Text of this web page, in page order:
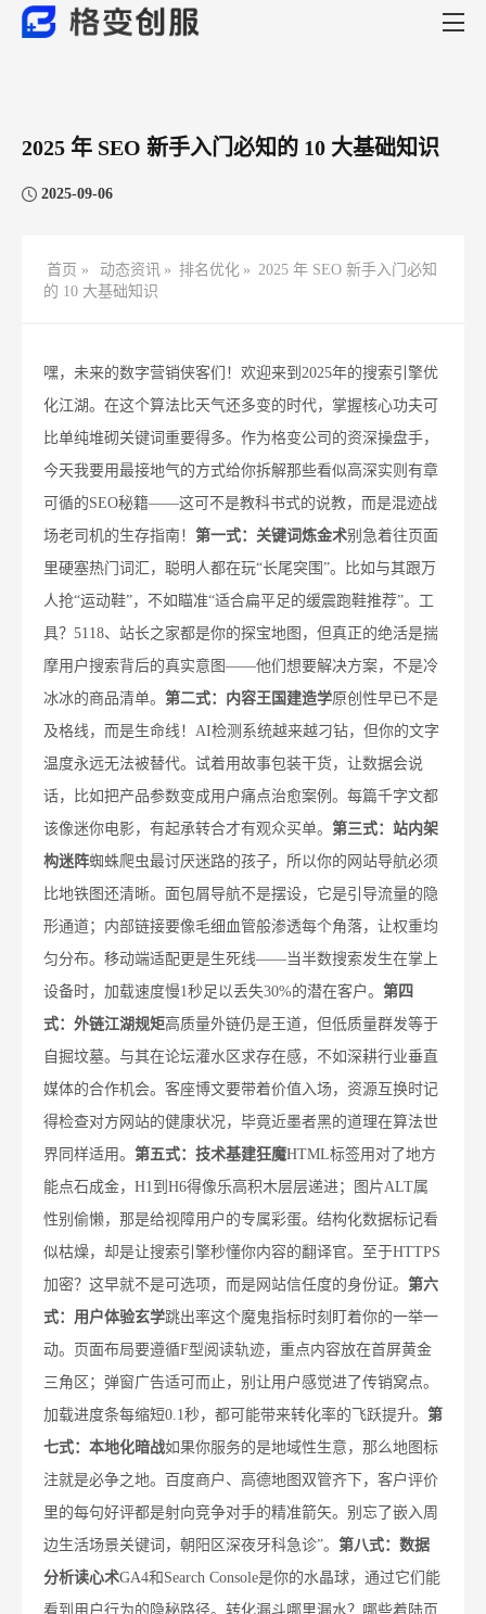
2025 年 SEO 新手入门必知的 10 大基础知识​
2025-09-06
首页 » 动态资讯 » 排名优化 » 2025 年 SEO 新手入门必知
的 10 大基础知识​
嘿，未来的数字营销侠客们！欢迎来到2025年的搜索引擎优
化江湖。在这个算法比天气还多变的时代，掌握核心功夫可
比单纯堆砌关键词重要得多。作为格变公司的资深操盘手，
今天我要用最接地气的方式给你拆解那些看似高深实则有章
可循的SEO秘籍——这可不是教科书式的说教，而是混迹战
场老司机的生存指南！ 第一式：关键词炼金术别急着往页面
里硬塞热门词汇，聪明人都在玩“长尾突围”。比如与其跟万
人抢“运动鞋”，不如瞄准“适合扁平足的缓震跑鞋推荐”。工
具？5118、站长之家都是你的探宝地图，但真正的绝活是揣
摩用户搜索背后的真实意图——他们想要解决方案，不是冷
冰冰的商品清单。 第二式：内容王国建造学原创性早已不是
及格线，而是生命线！AI检测系统越来越刁钻，但你的文字
温度永远无法被替代。试着用故事包装干货，让数据会说
话，比如把产品参数变成用户痛点治愈案例。每篇千字文都
该像迷你电影，有起承转合才有观众买单。 第三式：站内架
构迷阵蜘蛛爬虫最讨厌迷路的孩子，所以你的网站导航必须
比地铁图还清晰。面包屑导航不是摆设，它是引导流量的隐
形通道；内部链接要像毛细血管般渗透每个角落，让权重均
匀分布。移动端适配更是生死线——当半数搜索发生在掌上
设备时，加载速度慢1秒足以丢失30%的潜在客户。 第四
式：外链江湖规矩高质量外链仍是王道，但低质量群发等于
自掘坟墓。与其在论坛灌水区求存在感，不如深耕行业垂直
媒体的合作机会。客座博文要带着价值入场，资源互换时记
得检查对方网站的健康状况，毕竟近墨者黑的道理在算法世
界同样适用。 第五式：技术基建狂魔HTML标签用对了地方
能点石成金，H1到H6得像乐高积木层层递进；图片ALT属
性别偷懒，那是给视障用户的专属彩蛋。结构化数据标记看
似枯燥，却是让搜索引擎秒懂你内容的翻译官。至于HTTPS
加密？这早就不是可选项，而是网站信任度的身份证。 第六
式：用户体验玄学跳出率这个魔鬼指标时刻盯着你的一举一
动。页面布局要遵循F型阅读轨迹，重点内容放在首屏黄金
三角区；弹窗广告适可而止，别让用户感觉进了传销窝点。
加载进度条每缩短0.1秒，都可能带来转化率的飞跃提升。 第
七式：本地化暗战如果你服务的是地域性生意，那么地图标
注就是必争之地。百度商户、高德地图双管齐下，客户评价
里的每句好评都是射向竞争对手的精准箭矢。别忘了嵌入周
边生活场景关键词，朝阳区深夜牙科急诊”。 第八式：数据
分析读心术GA4和Search Console是你的水晶球，通过它们能
看到用户行为的隐秘路径。转化漏斗哪里漏水？哪些着陆页